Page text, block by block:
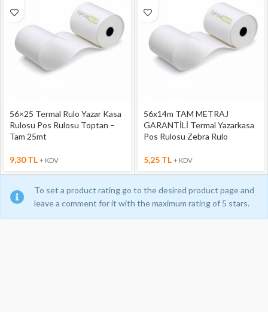
56×25 Termal Rulo Yazar Kasa
Rulosu Pos Rulosu Toptan –
Tam 25mt
9,30TL + KDV
56x14m TAM METRAJ
GARANTİLİ Termal Yazarkasa
Pos Rulosu Zebra Rulo
5,25 TL + KDV
To set a product rating go to the desired product page and
leave a comment for it with the maximum rating of 5 stars.